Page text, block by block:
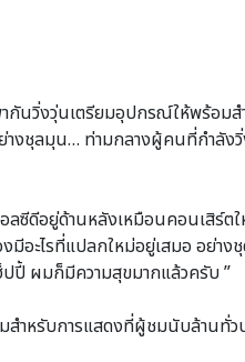
วิ่งวุ่นเตรียมอุปกรณ์ให้พร้อมสํ
างชุลมุน… ท่ามกลางผู้คนที่กํา
ซีดีอยู่ด้านหลังเหมือนคอนเสิร์
งมีอะไรที่แปลกใหม่อยู่เสมอ อย่
ปี้ ผมก็มีความสุขมากแล้วครับ ”
าหรับการแสดงที่ผู้ชมนับล้านทั่